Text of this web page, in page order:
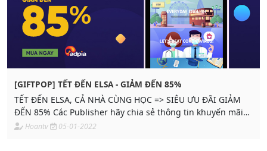
[GIFTPOP] TẾT ĐẾN ELSA - GIẢM ĐẾN 85%
TẾT ĐẾN ELSA, CẢ NHÀ CÙNG HỌC => SIÊU ƯU ĐÃI GIẢM
ĐẾN 85% Các Publisher hãy chia sẻ thông tin khuyến mãi
của GIFTPOP đến khách hàng của mình để đẩy mạnh
Hoantv 05-01-2022